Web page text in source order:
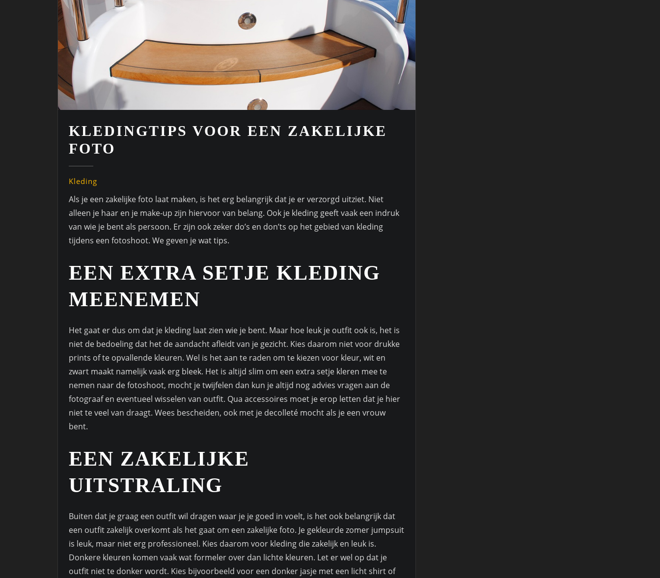
KLEDINGTIPS VOOR EEN ZAKELIJKE
FOTO
Kleding
Als je een zakelijke foto laat maken, is het erg belangrijk dat je er verzorgd uitziet. Niet
alleen je haar en je make-up zijn hiervoor van belang. Ook je kleding geeft vaak een indruk
van wie je bent als persoon. Er zijn ook zeker do’s en don’ts op het gebied van kleding
tijdens een fotoshoot. We geven je wat tips.
EEN EXTRA SETJE KLEDING
MEENEMEN
Het gaat er dus om dat je kleding laat zien wie je bent. Maar hoe leuk je outfit ook is, het is
niet de bedoeling dat het de aandacht afleidt van je gezicht. Kies daarom niet voor drukke
prints of te opvallende kleuren. Wel is het aan te raden om te kiezen voor kleur, wit en
zwart maakt namelijk vaak erg bleek. Het is altijd slim om een extra setje kleren mee te
nemen naar de fotoshoot, mocht je twijfelen dan kun je altijd nog advies vragen aan de
fotograaf en eventueel wisselen van outfit. Qua accessoires moet je erop letten dat je hier
niet te veel van draagt. Wees bescheiden, ook met je decolleté mocht als je een vrouw
bent.
EEN ZAKELIJKE
UITSTRALING
Buiten dat je graag een outfit wil dragen waar je je goed in voelt, is het ook belangrijk dat
een outfit zakelijk overkomt als het gaat om een zakelijke foto. Je gekleurde zomer jumpsuit
is leuk, maar niet erg professioneel. Kies daarom voor kleding die zakelijk en leuk is.
Donkere kleuren komen vaak wat formeler over dan lichte kleuren. Let er wel op dat je
outfit niet te donker wordt. Kies bijvoorbeeld voor een donker jasje met een licht shirt of